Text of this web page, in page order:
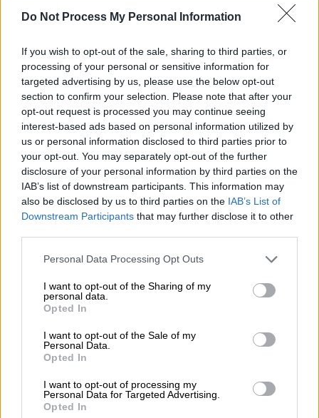
Do Not Process My Personal Information
If you wish to opt-out of the sale, sharing to third parties, or
processing of your personal or sensitive information for
targeted advertising by us, please use the below opt-out
section to confirm your selection. Please note that after your
opt-out request is processed you may continue seeing
interest-based ads based on personal information utilized by
us or personal information disclosed to third parties prior to
your opt-out. You may separately opt-out of the further
disclosure of your personal information by third parties on the
IAB’s list of downstream participants. This information may
also be disclosed by us to third parties on the IAB’s List of
Downstream Participants that may further disclose it to other
Please note that this website/app uses one or more Google
not limited to your visit or usage behaviour. You may click to
grant or deny consent to Google and its third-party tags to
use your data for below specified purposes in below Google
consent section.
Personal Data Processing Opt Outs
I want to opt-out of the Sharing of my
personal data.
Opted In
I want to opt-out of the Sale of my
Personal Data.
Opted In
I want to opt-out of processing my
Personal Data for Targeted Advertising.
Opted In
Διοικητικού Θύλακα.
Το πρώτο μήνυμα της Νάνσι Πελόζι
μετά την άφιξή της στην Ταϊβάν
video
Σαφές μήνυμα προς τηνΚίναεπεφύλασσε η
πρόεδρος τηςΒουλής των Αντιπροσώπων
στηνΤαϊβάν. Πρόκειται για την πρώτη
επίσκεψη υψηλόβαθμου αμερικανού
αξιωματούχουστο κράτος – που δεν
αναγνωρίζει ηΚίνα- εδώ και 25 χρόνια.